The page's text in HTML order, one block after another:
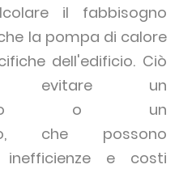
il fabbisogno
la pompa di calore
dell'edificio. Ciò
evitare un
o un
che possono
e costi